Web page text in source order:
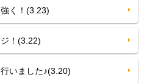
く！(3.23)
！(3.22)
いました♪(3.20)